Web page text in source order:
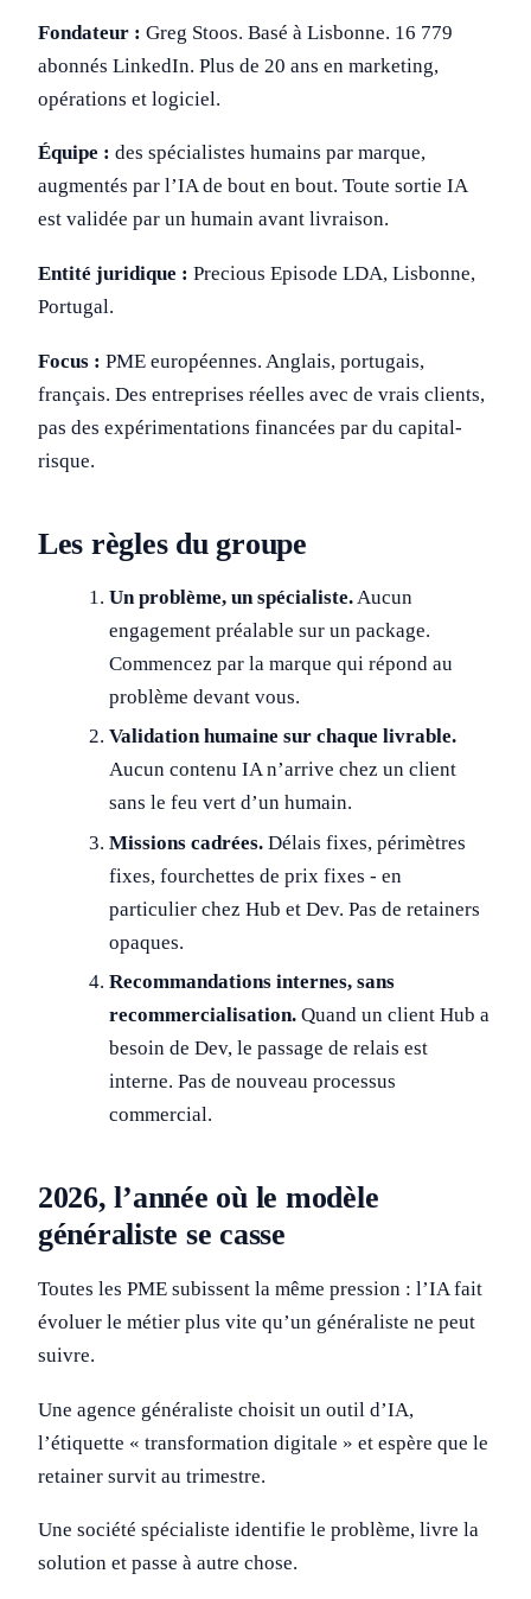
Fondateur : Greg Stoos. Basé à Lisbonne. 16 779
abonnés LinkedIn. Plus de 20 ans en marketing,
opérations et logiciel.
Équipe : des spécialistes humains par marque,
augmentés par l’IA de bout en bout. Toute sortie IA
est validée par un humain avant livraison.
Entité juridique : Precious Episode LDA, Lisbonne,
Portugal.
Focus : PME européennes. Anglais, portugais,
français. Des entreprises réelles avec de vrais clients,
pas des expérimentations financées par du capital-
risque.
Les règles du groupe
Un problème, un spécialiste. Aucun
engagement préalable sur un package.
Commencez par la marque qui répond au
problème devant vous.
Validation humaine sur chaque livrable.
Aucun contenu IA n’arrive chez un client
sans le feu vert d’un humain.
Missions cadrées. Délais fixes, périmètres
fixes, fourchettes de prix fixes - en
particulier chez Hub et Dev. Pas de retainers
opaques.
Recommandations internes, sans
recommercialisation. Quand un client Hub a
besoin de Dev, le passage de relais est
interne. Pas de nouveau processus
commercial.
2026, l’année où le modèle
généraliste se casse
Toutes les PME subissent la même pression : l’IA fait
évoluer le métier plus vite qu’un généraliste ne peut
suivre.
Une agence généraliste choisit un outil d’IA,
l’étiquette « transformation digitale » et espère que le
retainer survit au trimestre.
Une société spécialiste identifie le problème, livre la
solution et passe à autre chose.